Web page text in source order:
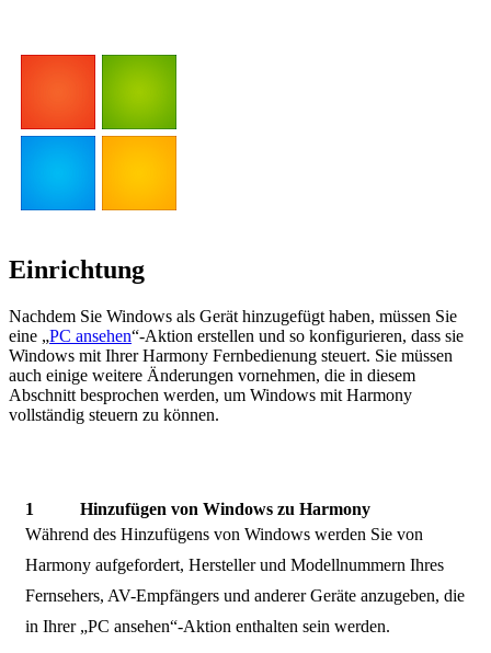
Einrichtung
Nachdem Sie Windows als Gerät hinzugefügt haben, müssen Sie
eine „PC ansehen“-Aktion erstellen und so konfigurieren, dass sie
Windows mit Ihrer Harmony Fernbedienung steuert. Sie müssen
auch einige weitere Änderungen vornehmen, die in diesem
Abschnitt besprochen werden, um Windows mit Harmony
vollständig steuern zu können.
Hinzufügen von Windows zu Harmony
Während des Hinzufügens von Windows werden Sie von
Harmony aufgefordert, Hersteller und Modellnummern Ihres
Fernsehers, AV-Empfängers und anderer Geräte anzugeben, die
in Ihrer „PC ansehen“-Aktion enthalten sein werden.